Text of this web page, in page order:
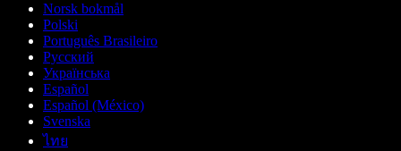
Norsk bokmål
Polski
Português Brasileiro
Русский
Українська
Español
Español (México)
Svenska
ไทย